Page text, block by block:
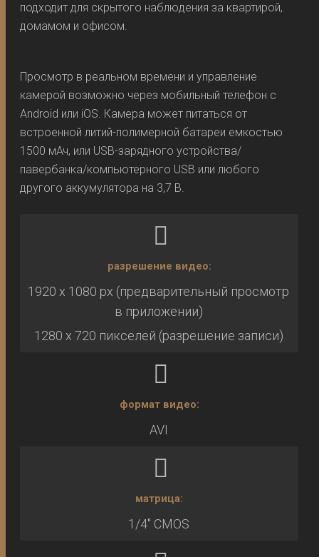
подходит для скрытого наблюдения за квартирой,
домамом и офисом.
Просмотр в реальном времени и управление
камерой возможно через мобильный телефон с
Android или iOS. Камера может питаться от
встроенной литий-полимерной батареи емкостью
1500 мАч, или USB-зарядного устройства/
павербанка/компьютерного USB или любого
другого аккумулятора на 3,7 В.
разрешение видео:
1920 x 1080 px (предварительный просмотр
в приложении)
1280 x 720 пикселей (разрешение записи)
формат видео:
AVI
матрица:
1/4″ CMOS